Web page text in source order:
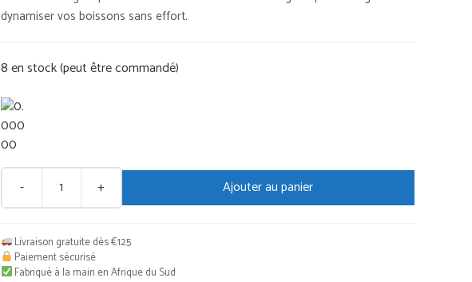
dynamiser vos boissons sans effort.
8 en stock (peut être commandé)
-
quantité
de
Dolomite
Coaster
+ Ajouter au panier
Livraison gratuite dès €125
Paiement sécurisé
Fabriqué à la main en Afrique du Sud